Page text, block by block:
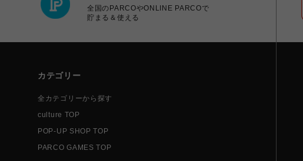
全国のPARCOやONLINE PARCOで
貯まる＆使える
カテゴリー
全カテゴリーから探す
culture TOP
POP-UP SHOP TOP
PARCO GAMES TOP